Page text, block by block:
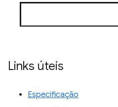
Links úteis
Especificação